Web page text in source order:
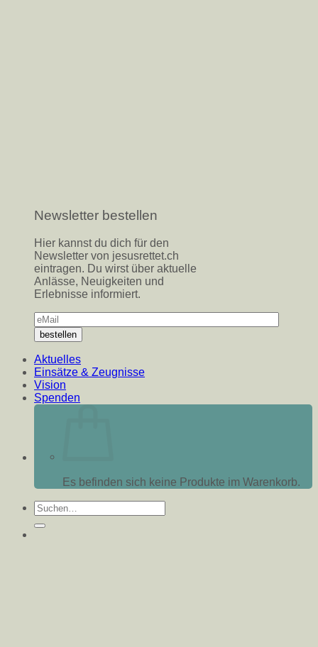
Newsletter bestellen
Hier kannst du dich für den
Newsletter von jesusrettet.ch
eintragen. Du wirst über aktuelle
Anlässe, Neuigkeiten und
Erlebnisse informiert.
Aktuelles
Einsätze & Zeugnisse
Vision
Spenden
Es befinden sich keine Produkte im Warenkorb.
Suche
nach: